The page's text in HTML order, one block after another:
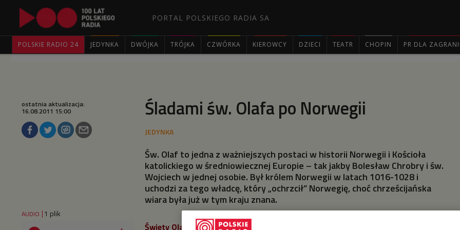
PORTAL POLSKIEGO RADIA SA
POLSKIE RADIO 24 JEDYNKA DWÓJKA TRÓJKA CZWÓRKA KIEROWCY DZIECI TEATR CHOPIN PR DLA
Śladami św. Olafa po Norwegii
ostatnia aktualizacja:
16.08.2011 15:00
Św. Olaf to jedna z ważniejszych postaci w historii Norwegii i Kościoła
katolickiego w średniowiecznej Europie – tak jakby Bolesław Chrobry i św.
Wojciech w jednej osobie. Był królem Norwegii w latach 1016-1028 i
uchodzi za tego władcę, który „ochrzcił” Norwegię, choć chrześcijańska
wiara była już w tym kraju znana.
AUDIO 1 plik
Święty Olaf
– którego dzień („Olsok”) obchodzimy 29 lipca – był królem Norwegii w